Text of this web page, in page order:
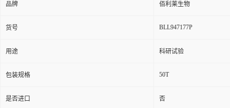
品牌 佰利莱生物
货号 BLL947177P
用途 科研试验
包装规格 50T
是否进口 否